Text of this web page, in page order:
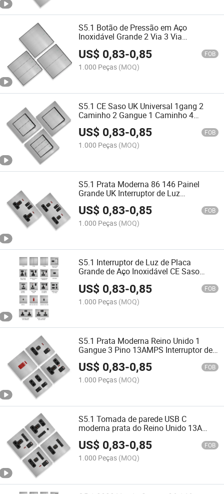
S5.1 Botão de Pressão em Aço
Inoxidável Grande 2 Via 3 Via
Interruptor de Luz Interruptor Elétrico
Painel de Tomada de Parede
US$ 0,83-0,85 FOB
1.000 Peças (MOQ)
S5.1 CE Saso UK Universal 1gang 2
Caminho 2 Gangue 1 Caminho 4
Gangue Capa de Interruptor de Luz
Moderna para Tomada de Parede
US$ 0,83-0,85 FOB
1.000 Peças (MOQ)
S5.1 Prata Moderna 86 146 Painel
Grande UK Interruptor de Luz
Inteligente Sem Fio de Aço Inoxidável
WiFi Tomada e Interruptor de Parede
US$ 0,83-0,85 FOB
1.000 Peças (MOQ)
S5.1 Interruptor de Luz de Placa
Grande de Aço Inoxidável CE Saso
Ventilador de Teto e Luz LED para
Tomada de Parede do Reino Unido
US$ 0,83-0,85 FOB
1.000 Peças (MOQ)
S5.1 Prata Moderna Reino Unido 1
Gangue 3 Pino 13AMPS Interruptor de
Parede Placa de Interruptor Elétrico
Tomada de Parede com Portas USB
US$ 0,83-0,85 FOB
1.000 Peças (MOQ)
S5.1 Tomada de parede USB C
moderna prata do Reino Unido 13A
Interruptor elétrico inteligente para
janela, tomada e interruptor para hotel
US$ 0,83-0,85 FOB
1.000 Peças (MOQ)